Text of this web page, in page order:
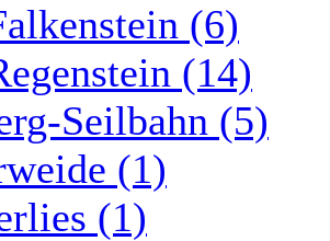
(6)
(14)
Seilbahn (5)
(1)
(1)